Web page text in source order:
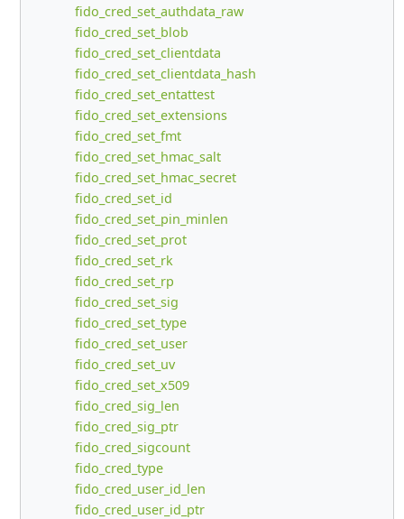
fido_cred_set_authdata_raw
fido_cred_set_blob
fido_cred_set_clientdata
fido_cred_set_clientdata_hash
fido_cred_set_entattest
fido_cred_set_extensions
fido_cred_set_fmt
fido_cred_set_hmac_salt
fido_cred_set_hmac_secret
fido_cred_set_id
fido_cred_set_pin_minlen
fido_cred_set_prot
fido_cred_set_rk
fido_cred_set_rp
fido_cred_set_sig
fido_cred_set_type
fido_cred_set_user
fido_cred_set_uv
fido_cred_set_x509
fido_cred_sig_len
fido_cred_sig_ptr
fido_cred_sigcount
fido_cred_type
fido_cred_user_id_len
fido_cred_user_id_ptr